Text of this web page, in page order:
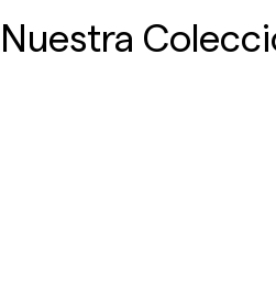
Nuestra